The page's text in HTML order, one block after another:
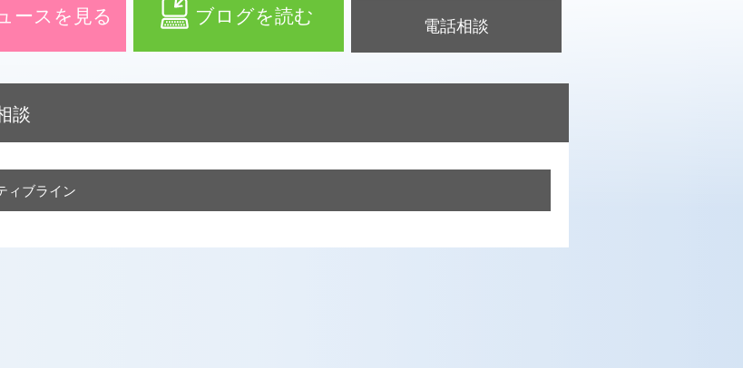
ースを見る ブログを読む 電話相談
談
ィブライン